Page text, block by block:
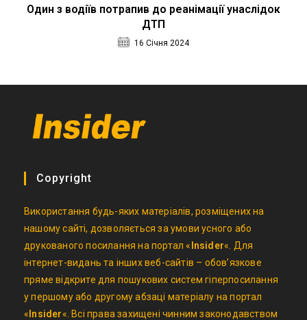
Один з водіїв потрапив до реанімації унаслідок
ДТП
16 Січня 2024
Copyright
Використання будь-яких матеріалів, розміщених на
нашому сайті, дозволяється за умови усного або
друкованого посилання на портал « Insider«. Для
інтернет-видань та інших веб-сайтів – обов’язкове
пряме відкрите для пошукових систем гіперпосилання
у першому або другому абзаці матеріалу на портал
« Insider«. Всі права захищені чинним законодавством